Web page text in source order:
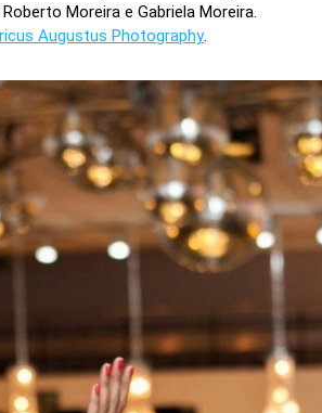
Moreira e Gabriela Moreira.
Augustus Photography.